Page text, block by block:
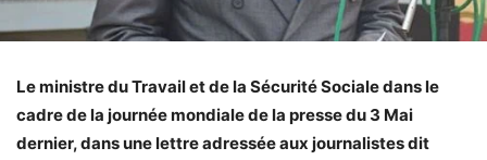
Le ministre du Travail et de la Sécurité Sociale dans le
cadre de la journée mondiale de la presse du 3 Mai
dernier, dans une lettre adressée aux journalistes dit